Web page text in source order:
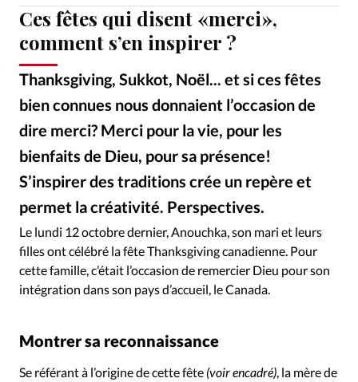
Tous les articles
Faire un don
Emploi
Se connecter
Édition: Internationale
RUBRIQUES
Tous les articles
Actualité chrétienne
Actualité internationale
Chronique
Culture
Dossier
Eglises Foi Génération réveil
Monde
Opinions
Publireportage
Relations Aujourd'hui
Vécu
Vie Intérieure
Ces fêtes qui disent «merci»,
comment s’en inspirer ?
Thanksgiving, Sukkot, Noël... et si ces fêtes
bien connues nous donnaient l’occasion de
dire merci? Merci pour la vie, pour les
bienfaits de Dieu, pour sa présence!
S’inspirer des traditions crée un repère et
permet la créativité. Perspectives.
Le lundi 12 octobre dernier, Anouchka, son mari et leurs
filles ont célébré la fête Thanksgiving canadienne. Pour
cette famille, c’était l’occasion de remercier Dieu pour son
intégration dans son pays d’accueil, le Canada.
Montrer sa reconnaissance
Se référant à l’origine de cette fête (voir encadré), la mère de